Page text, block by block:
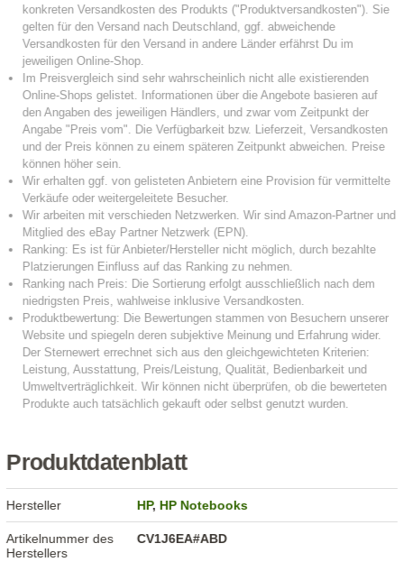
Produktdatenblatt
Hersteller HP,HP Notebooks
Artikelnummer des
Herstellers
CV1J6EA#ABD